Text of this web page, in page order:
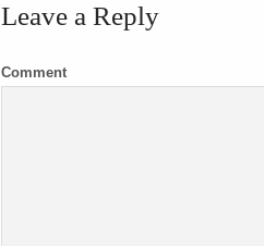
Leave a Reply
Comment